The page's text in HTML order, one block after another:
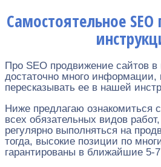
Самостоятельное SEO
Про SEO продвижение сайтов в
достаточно много информации,
пересказывать ее в нашей
Ниже предлагаю ознакомиться
всех обязательных видов
регулярно выполняться на
тогда, высокие позиции по
гарантированы в ближайшие 5-